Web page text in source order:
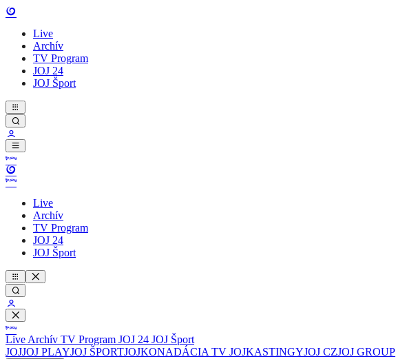
Live
Archív
TV Program
JOJ 24
JOJ Šport
Live
Archív
TV Program
JOJ 24
JOJ Šport
Live Archív TV Program JOJ 24 JOJ Šport
JOJJOJ PLAYJOJ ŠPORTJOJKONADÁCIA TV JOJKASTINGYJOJ CZJOJ GROUP